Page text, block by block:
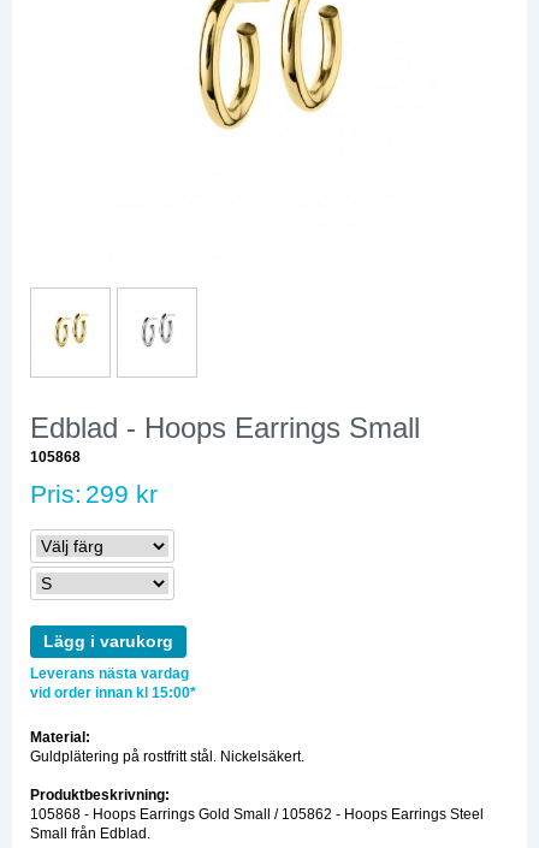
Edblad - Hoops Earrings Small
105868
Pris: 299 kr
Lägg i varukorg
Leverans nästa vardag
vid order innan kl 15:00*
Material:
Guldplätering på rostfritt stål. Nickelsäkert.
Produktbeskrivning:
105868 - Hoops Earrings Gold Small / 105862 - Hoops Earrings Steel
Small från Edblad.